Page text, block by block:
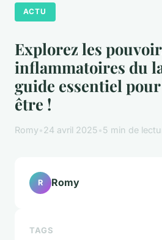
ACTU
Explorez les
inflammatoires du
guide essentiel
être !
Romy•24 avril 2025•5 min de
R Romy
TAGS